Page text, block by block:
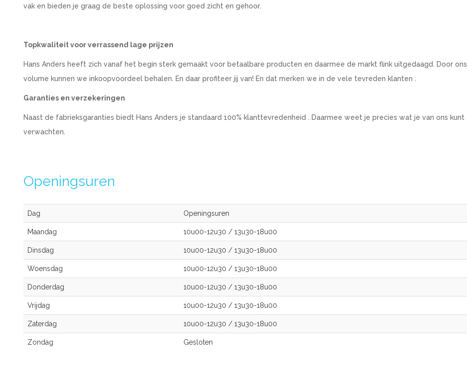
vak en bieden je graag de beste oplossing voor goed zicht en gehoor.
Topkwaliteit voor verrassend lage prijzen
Hans Anders heeft zich vanaf het begin sterk gemaakt voor betaalbare producten en daarmee de markt flink uitgedaagd. Door ons
volume kunnen we inkoopvoordeel behalen. En daar profiteer jij van! En dat merken we in de vele tevreden klanten .
Garanties en verzekeringen
Naast de fabrieksgaranties biedt Hans Anders je standaard 100% klanttevredenheid . Daarmee weet je precies wat je van ons kunt
verwachten.
Openingsuren
Dag Openingsuren
Maandag 10u00-12u30 / 13u30-18u00
Dinsdag 10u00-12u30 / 13u30-18u00
Woensdag 10u00-12u30 / 13u30-18u00
Donderdag 10u00-12u30 / 13u30-18u00
Vrijdag 10u00-12u30 / 13u30-18u00
Zaterdag 10u00-12u30 / 13u30-18u00
Zondag Gesloten